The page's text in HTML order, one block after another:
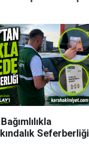
Seferberliği